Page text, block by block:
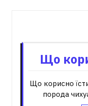
Що
Що корисно
порода